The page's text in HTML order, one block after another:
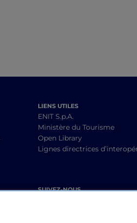
LIENS UTILES
ENIT S.p.A.
Ministère du Tourisme
Open Library
Lignes directrices
SUIVEZ-NOUS